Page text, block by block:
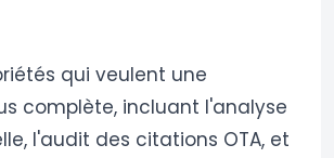
qui veulent une
complète, incluant l'analyse
l'audit des citations OTA, et